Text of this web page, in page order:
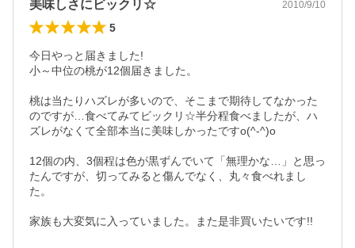
美味しさにビックリ☆ 2010/9/10
5
今日やっと届きました!
小～中位の桃が12個届きました。
桃は当たりハズレが多いので、そこまで期待してなかった
のですが…食べてみてビックリ☆半分程食べましたが、ハ
ズレがなくて全部本当に美味しかったですo(^-^)o
12個の内、3個程は色が黒ずんでいて「無理かな…」と思っ
たんですが、切ってみると傷んでなく、丸々食べれまし
た。
家族も大変気に入っていました。また是非買いたいです!!